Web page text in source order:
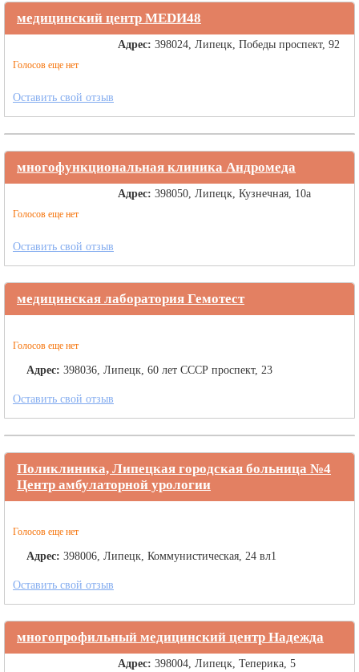
медицинский центр МЕDИ48
Голосов еще нет
Адрес: 398024, Липецк, Победы проспект, 92
Оставить свой отзыв
многофункциональная клиника Андромеда
Голосов еще нет
Адрес: 398050, Липецк, Кузнечная, 10а
Оставить свой отзыв
медицинская лаборатория Гемотест
Голосов еще нет
Адрес: 398036, Липецк, 60 лет СССР проспект, 23
Оставить свой отзыв
Поликлиника, Липецкая городская больница №4
Центр амбулаторной урологии
Голосов еще нет
Адрес: 398006, Липецк, Коммунистическая, 24 вл1
Оставить свой отзыв
многопрофильный медицинский центр Надежда
Адрес: 398004, Липецк, Теперика, 5